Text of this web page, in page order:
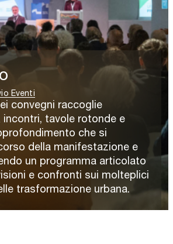
Eventi
convegni raccoglie
incontri, tavole rotonde e
che si
della manifestazione e
un programma articolato
e confronti sui molteplici
trasformazione urbana.